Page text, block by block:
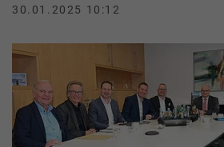
30.01.2025 10:12